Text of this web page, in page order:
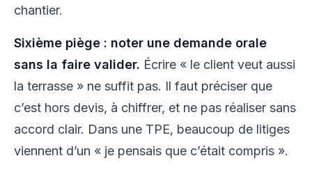
chantier.
Sixième piège : noter une demande orale
sans la faire valider. Écrire « le client veut aussi
la terrasse » ne suffit pas. Il faut préciser que
c’est hors devis, à chiffrer, et ne pas réaliser sans
accord clair. Dans une TPE, beaucoup de litiges
viennent d’un « je pensais que c’était compris ».